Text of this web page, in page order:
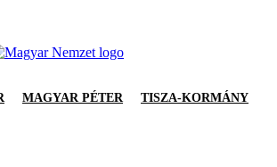
MAGYAR PÉTER TISZA-KORMÁNY